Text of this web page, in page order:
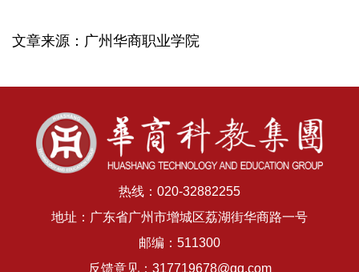
文章来源：广州华商职业学院
热线：020-32882255
地址：广东省广州市增城区荔湖街华商路一号
邮编：511300
反馈意见：317719678@qq.com